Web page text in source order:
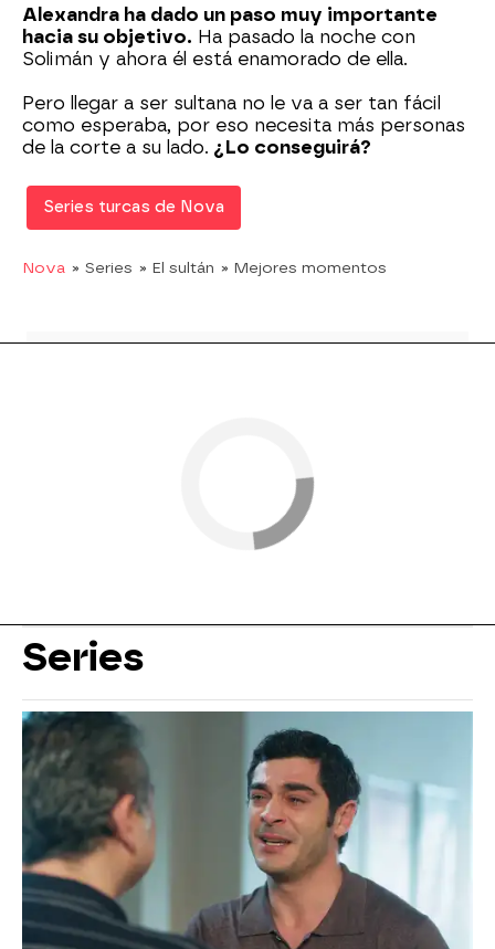
Alexandra ha dado un paso muy importante
hacia su objetivo. Ha pasado la noche con
Solimán y ahora él está enamorado de ella.
Pero llegar a ser sultana no le va a ser tan fácil
como esperaba, por eso necesita más personas
de la corte a su lado. ¿Lo conseguirá?
Series turcas de Nova
Nova » Series » El sultán » Mejores momentos
Series